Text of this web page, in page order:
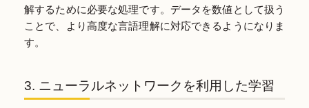
解するために必要な処理です。データを数値として扱う
ことで、より高度な言語理解に対応できるようになりま
す。
3. ニューラルネットワークを利用した学習